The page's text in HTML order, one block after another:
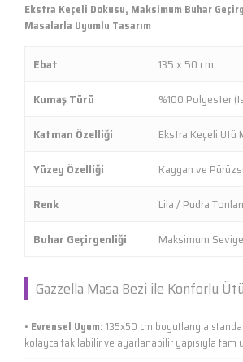
Ekstra Keçeli Dokusu, Maksimum Buhar
Masalarla Uyumlu Tasarım
Ebat
135 x 50 cm
Kumaş Türü
%100 Polyester
Katman Özelliği
Ekstra Keçeli Ütü
Yüzey Özelliği
Kaygan ve
Renk
Lila / Pudra Tonları
Buhar Geçirgenliği
Maksimum Seviye
Gazzella Masa Bezi ile Konforlu
• Evrensel Uyum:135x50 cm boyutlarıyla
kolayca takılabilir ve ayarlanabilir yapısıyla tam